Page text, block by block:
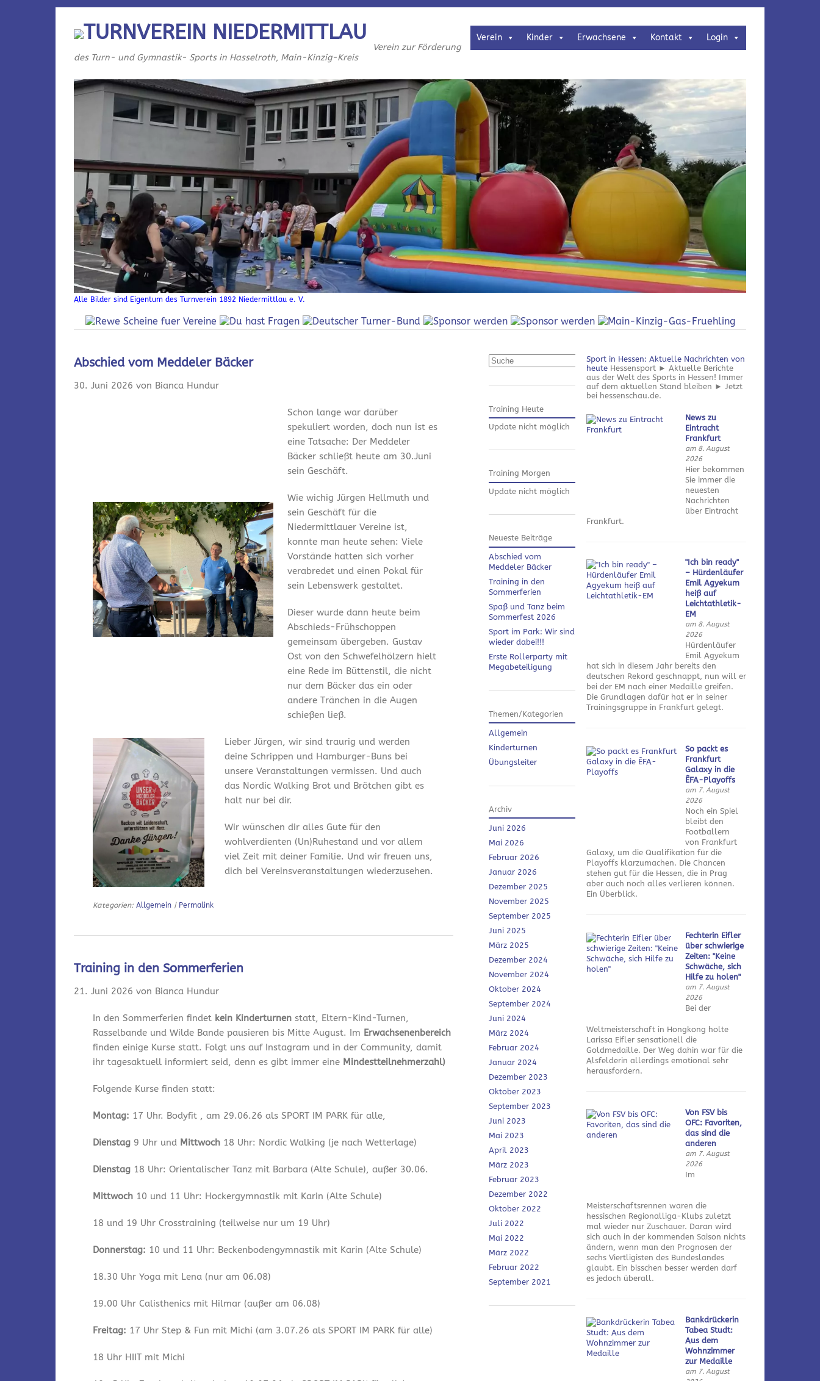
Verein Kinder Erwachsene Kontakt Login
TURNVEREIN NIEDERMITTLAU
Verein zur Förderung
des Turn- und Gymnastik- Sports in Hasselroth, Main-Kinzig-Kreis
Alle Bilder sind Eigentum des Turnverein 1892 Niedermittlau e. V.
Abschied vom Meddeler Bäcker
30. Juni 2026 von Bianca Hundur
Schon lange war darüber
spekuliert worden, doch nun ist es
eine Tatsache: Der Meddeler
Bäcker schließt heute am 30.Juni
sein Geschäft.
Wie wichig Jürgen Hellmuth und
sein Geschäft für die
Niedermittlauer Vereine ist,
konnte man heute sehen: Viele
Vorstände hatten sich vorher
verabredet und einen Pokal für
sein Lebenswerk gestaltet.
Dieser wurde dann heute beim
Abschieds-Frühschoppen
gemeinsam übergeben. Gustav
Ost von den Schwefelhölzern hielt
eine Rede im Büttenstil, die nicht
nur dem Bäcker das ein oder
andere Tränchen in die Augen
schießen ließ.
Lieber Jürgen, wir sind traurig und werden
deine Schrippen und Hamburger-Buns bei
unsere Veranstaltungen vermissen. Und auch
das Nordic Walking Brot und Brötchen gibt es
halt nur bei dir.
Wir wünschen dir alles Gute für den
wohlverdienten (Un)Ruhestand und vor allem
viel Zeit mit deiner Familie. Und wir freuen uns,
dich bei Vereinsveranstaltungen wiederzusehen.
Kategorien:Allgemein | Permalink
Training in den Sommerferien
21. Juni 2026 von Bianca Hundur
In den Sommerferien findet kein Kinderturnen statt, Eltern-Kind-Turnen,
Rasselbande und Wilde Bande pausieren bis Mitte August. Im Erwachsenenbereich
finden einige Kurse statt. Folgt uns auf Instagram und in der Community, damit
ihr tagesaktuell informiert seid, denn es gibt immer eine Mindestteilnehmerzahl)
Folgende Kurse finden statt:
Montag: 17 Uhr. Bodyfit , am 29.06.26 als SPORT IM PARK für alle,
Dienstag 9 Uhr und Mittwoch 18 Uhr: Nordic Walking (je nach Wetterlage)
Dienstag 18 Uhr: Orientalischer Tanz mit Barbara (Alte Schule), außer 30.06.
Mittwoch 10 und 11 Uhr: Hockergymnastik mit Karin (Alte Schule)
18 und 19 Uhr Crosstraining (teilweise nur um 19 Uhr)
Donnerstag: 10 und 11 Uhr: Beckenbodengymnastik mit Karin (Alte Schule)
18.30 Uhr Yoga mit Lena (nur am 06.08)
19.00 Uhr Calisthenics mit Hilmar (außer am 06.08)
Freitag: 17 Uhr Step & Fun mit Michi (am 3.07.26 als SPORT IM PARK für alle)
18 Uhr HIIT mit Michi
Suchen
Training Heute
Update nicht möglich
Training Morgen
Update nicht möglich
Neueste Beiträge
Abschied vom
Meddeler Bäcker
Training in den
Sommerferien
Spaß und Tanz beim
Sommerfest 2026
Sport im Park: Wir sind
wieder dabei!!!
Erste Rollerparty mit
Megabeteiligung
Themen/Kategorien
Allgemein
Kinderturnen
Übungsleiter
Archiv
Juni 2026
Mai 2026
Februar 2026
Januar 2026
Dezember 2025
November 2025
September 2025
Juni 2025
März 2025
Dezember 2024
November 2024
Oktober 2024
September 2024
Juni 2024
März 2024
Februar 2024
Januar 2024
Dezember 2023
Oktober 2023
September 2023
Juni 2023
Mai 2023
April 2023
März 2023
Februar 2023
Dezember 2022
Oktober 2022
Juli 2022
Mai 2022
März 2022
Februar 2022
September 2021
Sport in Hessen: Aktuelle Nachrichten von
heute Hessensport ► Aktuelle Berichte
aus der Welt des Sports in Hessen! Immer
auf dem aktuellen Stand bleiben ► Jetzt
bei hessenschau.de.
News zu
Eintracht
Frankfurt
am 8. August
2026
Hier bekommen
Sie immer die
neuesten
Nachrichten
über Eintracht
Frankfurt.
"Ich bin ready"
– Hürdenläufer
Emil Agyekum
heiß auf
Leichtathletik-
EM
am 8. August
2026
Hürdenläufer
Emil Agyekum
hat sich in diesem Jahr bereits den
deutschen Rekord geschnappt, nun will er
bei der EM nach einer Medaille greifen.
Die Grundlagen dafür hat er in seiner
Trainingsgruppe in Frankfurt gelegt.
So packt es
Frankfurt
Galaxy in die
ÊFA-Playoffs
am 7. August
2026
Noch ein Spiel
bleibt den
Footballern
von Frankfurt
Galaxy, um die Qualifikation für die
Playoffs klarzumachen. Die Chancen
stehen gut für die Hessen, die in Prag
aber auch noch alles verlieren können.
Ein Überblick.
Fechterin Eifler
über schwierige
Zeiten: "Keine
Schwäche, sich
Hilfe zu holen"
am 7. August
2026
Bei der
Weltmeisterschaft in Hongkong holte
Larissa Eifler sensationell die
Goldmedaille. Der Weg dahin war für die
Alsfelderin allerdings emotional sehr
herausfordern.
Von FSV bis
OFC: Favoriten,
das sind die
anderen
am 7. August
2026
Im
Meisterschaftsrennen waren die
hessischen Regionalliga-Klubs zuletzt
mal wieder nur Zuschauer. Daran wird
sich auch in der kommenden Saison nichts
ändern, wenn man den Prognosen der
sechs Viertligisten des Bundeslandes
glaubt. Ein bisschen besser werden darf
es jedoch überall.
Bankdrückerin
Tabea Studt:
Aus dem
Wohnzimmer
zur Medaille
am 7. August